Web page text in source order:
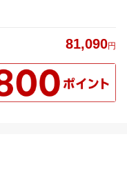
81,090円